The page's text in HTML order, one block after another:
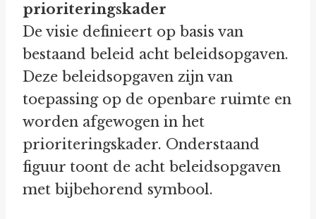
prioriteringskader
De visie definieert op basis van
bestaand beleid acht beleidsopgaven.
Deze beleidsopgaven zijn van
toepassing op de openbare ruimte en
worden afgewogen in het
prioriteringskader. Onderstaand
figuur toont de acht beleidsopgaven
met bijbehorend symbool.